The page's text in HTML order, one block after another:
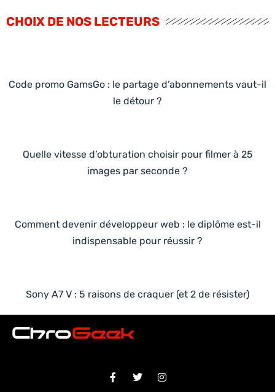
CHOIX DE NOS LECTEURS
Code promo GamsGo : le partage d’abonnements vaut-il
le détour ?
Quelle vitesse d’obturation choisir pour filmer à 25
images par seconde ?
Comment devenir développeur web : le diplôme est-il
indispensable pour réussir ?
Sony A7 V : 5 raisons de craquer (et 2 de résister)